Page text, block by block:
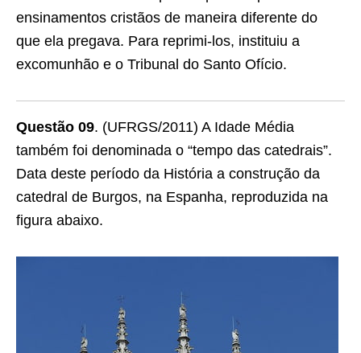
ensinamentos cristãos de maneira diferente do
que ela pregava. Para reprimi-los, instituiu a
excomunhão e o Tribunal do Santo Ofício.
Questão 09. (UFRGS/2011) A Idade Média
também foi denominada o “tempo das catedrais”.
Data deste período da História a construção da
catedral de Burgos, na Espanha, reproduzida na
figura abaixo.